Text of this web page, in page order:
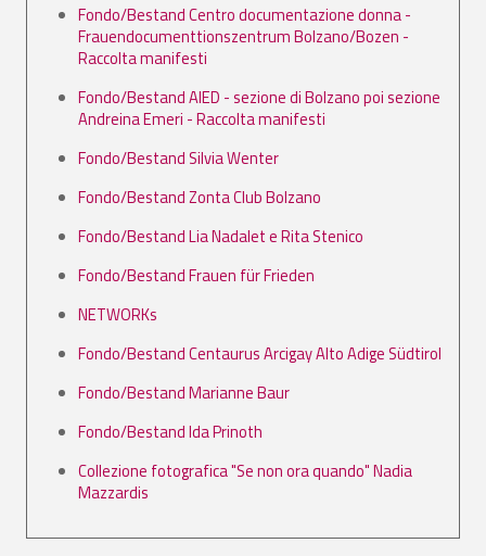
Fondo/Bestand Centro documentazione donna -
Frauendocumenttionszentrum Bolzano/Bozen -
Raccolta manifesti
Fondo/Bestand AIED - sezione di Bolzano poi sezione
Andreina Emeri - Raccolta manifesti
Fondo/Bestand Silvia Wenter
Fondo/Bestand Zonta Club Bolzano
Fondo/Bestand Lia Nadalet e Rita Stenico
Fondo/Bestand Frauen für Frieden
NETWORKs
Fondo/Bestand Centaurus Arcigay Alto Adige Südtirol
Fondo/Bestand Marianne Baur
Fondo/Bestand Ida Prinoth
Collezione fotografica "Se non ora quando" Nadia
Mazzardis